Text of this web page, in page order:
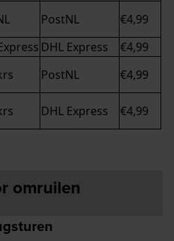
PostNL
€4,99
DHL Express
€4,99
PostNL €4,99
DHL Express €4,99
omruilen